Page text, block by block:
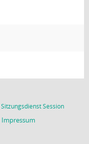
SitzungsdienstSession(Wird in
Impressum